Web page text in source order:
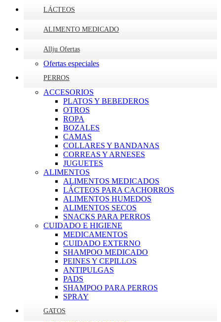
LÁCTEOS
ALIMENTO MEDICADO
Allju Ofertas
Ofertas especiales
PERROS
ACCESORIOS
PLATOS Y BEBEDEROS
OTROS
ROPA
BOZALES
CAMAS
COLLARES Y BANDANAS
CORREAS Y ARNESES
JUGUETES
ALIMENTOS
ALIMENTOS MEDICADOS
LÁCTEOS PARA CACHORROS
ALIMENTOS HUMEDOS
ALIMENTOS SECOS
SNACKS PARA PERROS
CUIDADO E HIGIENE
MEDICAMENTOS
CUIDADO EXTERNO
SHAMPOO MEDICADO
PEINES Y CEPILLOS
ANTIPULGAS
PADS
SHAMPOO PARA PERROS
SPRAY
GATOS